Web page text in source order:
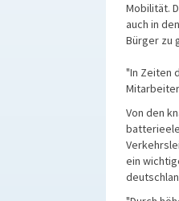
Mobilität.
auch in
Bürger zu
"In Zeiten
Von den
ein